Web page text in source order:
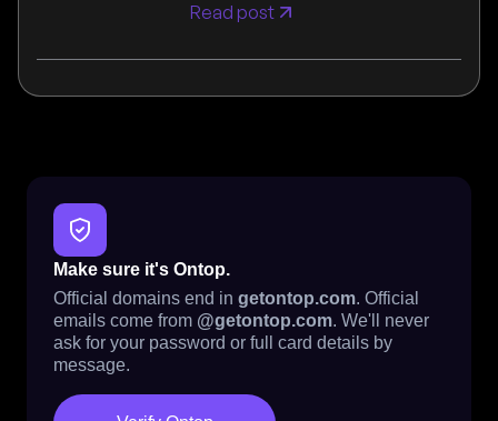
Read post
Make sure it's Ontop.
Official domains end in getontop.com. Official
emails come from @getontop.com. We'll never
ask for your password or full card details by
message.